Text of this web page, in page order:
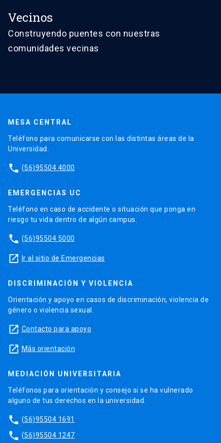
Vecinos
Construyendo puentes con nuestras
comunidades vecinas
MESA CENTRAL
Teléfono para comunicarse con las distintas áreas de la
Universidad.
phone (56)95504 4000
EMERGENCIAS UC
Teléfono en caso de accidente o situación que ponga en
riesgo tu vida dentro de algún campus.
phone (56)95504 5000
launch Ir al sitio de Emergencias
DISCRIMINACIÓN Y VIOLENCIA
Orientación y apoyo en casos de discriminación, violencia de
género o violencia sexual.
launch Contacto para apoyo
launch Más orientación
MEDIACIÓN UNIVERSITARIA
Teléfonos para orientación y consejo si se ha vulnerado
alguno de tus derechos en la universidad.
phone (56)95504 1691
phone (56)95504 1247